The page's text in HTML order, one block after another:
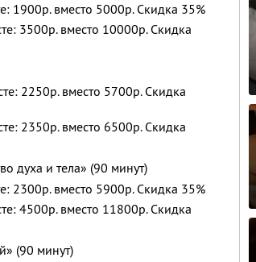
1900р. вместо 5000р. Скидка 35%
3500р. вместо 10000р. Скидка
2250р. вместо 5700р. Скидка
2350р. вместо 6500р. Скидка
духа и тела» (90 минут)
2300р. вместо 5900р. Скидка 35%
4500р. вместо 11800р. Скидка
(90 минут)